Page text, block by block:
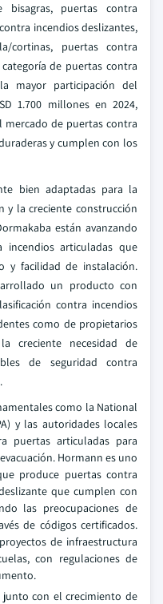
puertas contra
incendios deslizantes,
cortinas, puertas contra
de puertas contra
mayor participación del
1.700 millones en 2024,
de puertas contra
y cumplen con los
bien adaptadas para la
y la creciente construcción
están avanzando
articuladas que
y facilidad de instalación.
un producto con
contra incendios
como de propietarios
creciente necesidad de
de seguridad contra
como la National
y las autoridades locales
puertas articuladas para
Hormann es uno
produce puertas contra
que cumplen con
las preocupaciones de
de códigos certificados.
de infraestructura
con regulaciones de
junto con el crecimiento de